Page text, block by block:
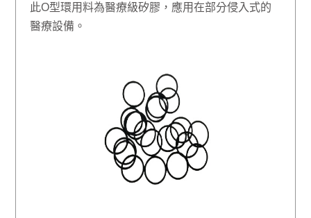
此O型環用料為醫療級矽膠，應用在部分侵入式的
醫療設備。